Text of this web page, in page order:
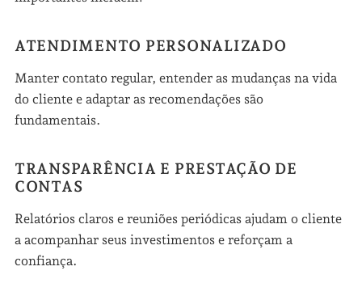
ATENDIMENTO PERSONALIZADO
Manter contato regular, entender as mudanças na vida
do cliente e adaptar as recomendações são
fundamentais.
TRANSPARÊNCIA E PRESTAÇÃO DE
CONTAS
Relatórios claros e reuniões periódicas ajudam o cliente
a acompanhar seus investimentos e reforçam a
confiança.